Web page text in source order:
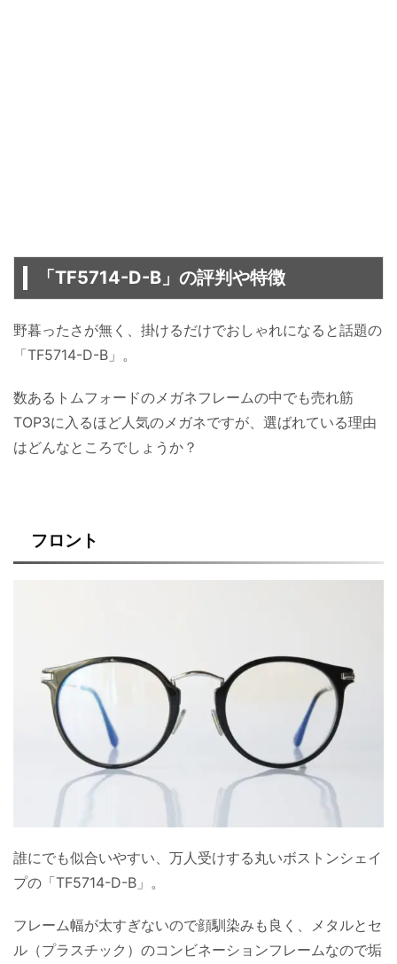
「TF5714-D-B」の評判や特徴
野暮ったさが無く、掛けるだけでおしゃれになると話題の
「TF5714-D-B」。
数あるトムフォードのメガネフレームの中でも売れ筋
TOP3に入るほど人気のメガネですが、選ばれている理由
はどんなところでしょうか？
フロント
誰にでも似合いやすい、万人受けする丸いボストンシェイ
プの「TF5714-D-B」。
フレーム幅が太すぎないので顔馴染みも良く、メタルとセ
ル（プラスチック）のコンビネーションフレームなので垢